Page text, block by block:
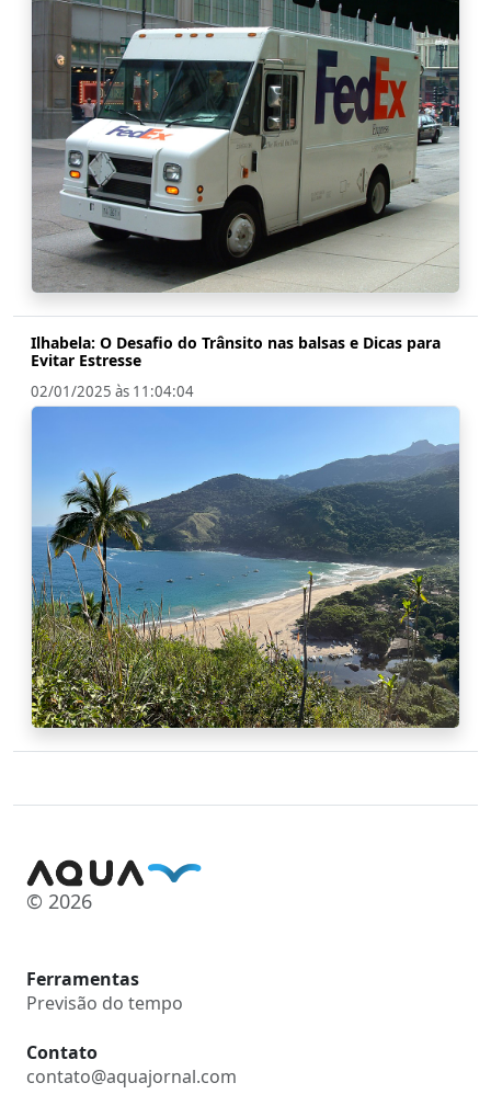
Ilhabela: O Desafio do Trânsito nas balsas e Dicas para
Evitar Estresse
02/01/2025 às 11:04:04
© 2026
Ferramentas
Previsão do tempo
Contato
contato@aquajornal.com